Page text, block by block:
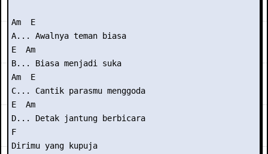
Am  E
A... Awalnya teman biasa
E  Am
B... Biasa menjadi suka
Am  E
C... Cantik parasmu menggoda
E  Am
D... Detak jantung berbicara
F
Dirimu yang kupuja